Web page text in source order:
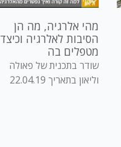
מהי אלרגיה, מה הן
הסיבות לאלרגיה וכיצד
מטפלים בה
שודר בתכנית של פאולה
וליאון בתאריך 22.04.19